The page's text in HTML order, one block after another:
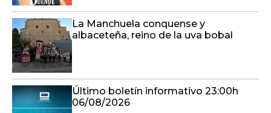
La Manchuela conquense y
albaceteña, reino de la uva bobal
Último boletín informativo 23:00h
06/08/2026